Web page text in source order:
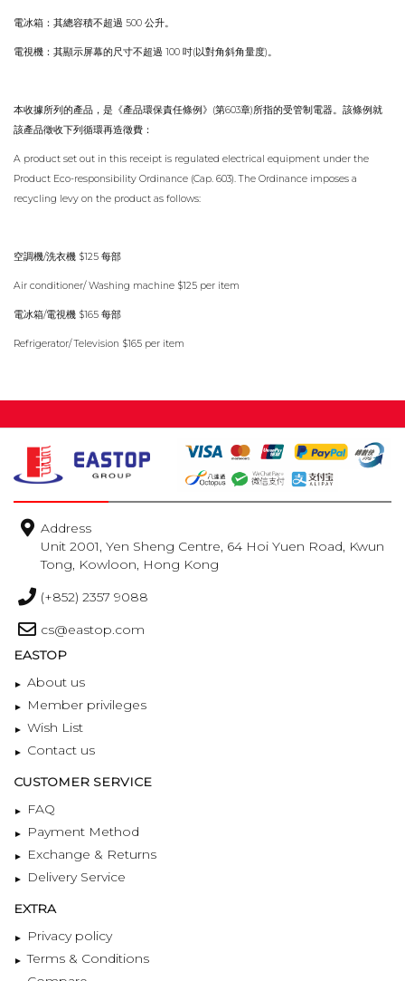
電冰箱：其總容積不超過 500 公升
電視機：其顯示屏幕的尺寸不超過 100 吋(以對角斜角量度)
本收據所列的產品，是《產品環保責任條例》 (第603章)所指的受管制電器
該條例就
該產品徵收下列循環再造徵費：
A product set out in this receipt is regulated electrical equipment under the
Product Eco-responsibility Ordinance (Cap. 603). The Ordinance imposes a
recycling levy on the product as follows:
空調機/洗衣機 $125 每部
Air conditioner/ Washing machine $125 per item
電冰箱/電視機 $165 每部
Refrigerator/ Television $165 per item
Address
Unit 2001, Yen Sheng Centre, 64 Hoi Yuen Road, Kwun
Tong, Kowloon, Hong Kong
(+852) 2357 9088
cs@eastop.com
EASTOP
About us
Member privileges
Wish List
Contact us
CUSTOMER SERVICE
FAQ
Payment Method
Exchange & Returns
Delivery Service
EXTRA
Privacy policy
Terms & Conditions